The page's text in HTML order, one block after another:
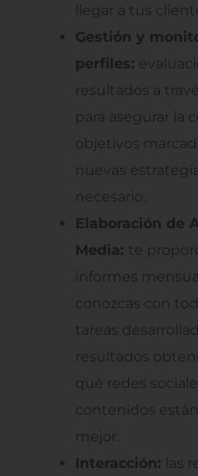
llegar a tus
Gestión y
perfiles:
resultados a
para asegurar la
objetivos
nuevas
necesario.
Elaboración de
Media: te
informes
conozcas con
tareas
resultados
qué redes
contenidos
mejor.
Interacción: las